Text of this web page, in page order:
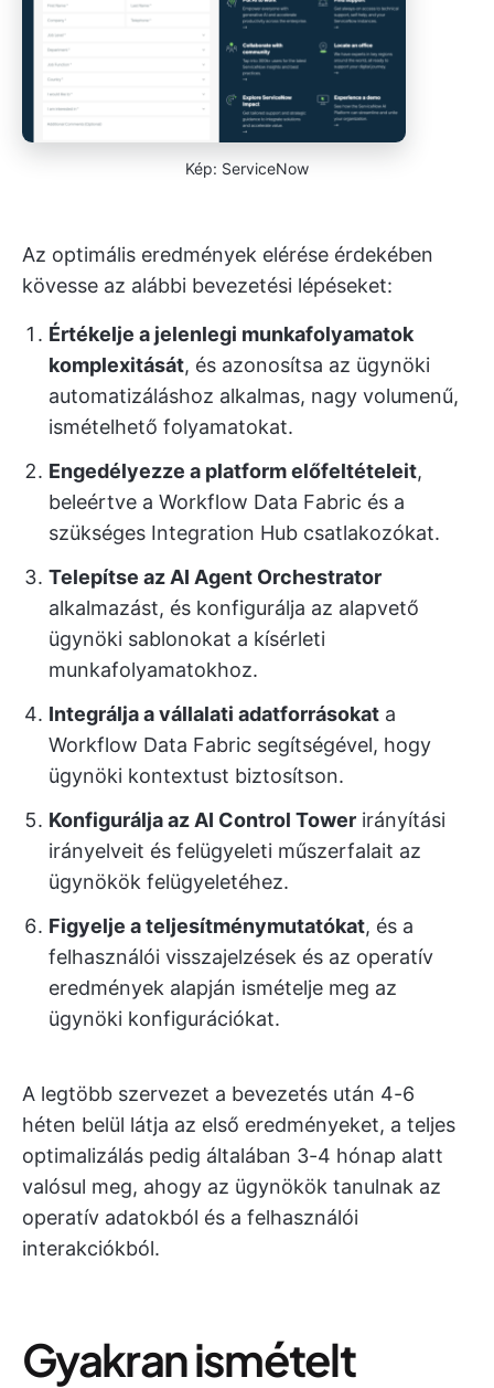
Kép: ServiceNow
Az optimális eredmények elérése érdekében
kövesse az alábbi bevezetési lépéseket:
Értékelje a jelenlegi munkafolyamatok
komplexitását, és azonosítsa az ügynöki
automatizáláshoz alkalmas, nagy volumenű,
ismételhető folyamatokat.
Engedélyezze a platform előfeltételeit,
beleértve a Workflow Data Fabric és a
szükséges Integration Hub csatlakozókat.
Telepítse az AI Agent Orchestrator
alkalmazást, és konfigurálja az alapvető
ügynöki sablonokat a kísérleti
munkafolyamatokhoz.
Integrálja a vállalati adatforrásokat a
Workflow Data Fabric segítségével, hogy
ügynöki kontextust biztosítson.
Konfigurálja az AI Control Tower irányítási
irányelveit és felügyeleti műszerfalait az
ügynökök felügyeletéhez.
Figyelje a teljesítménymutatókat, és a
felhasználói visszajelzések és az operatív
eredmények alapján ismételje meg az
ügynöki konfigurációkat.
A legtöbb szervezet a bevezetés után 4-6
héten belül látja az első eredményeket, a teljes
optimalizálás pedig általában 3-4 hónap alatt
valósul meg, ahogy az ügynökök tanulnak az
operatív adatokból és a felhasználói
interakciókból.
Gyakran ismételt